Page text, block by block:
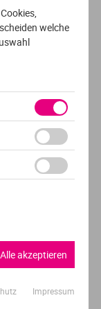
welche
Alle akzeptieren
Impressum